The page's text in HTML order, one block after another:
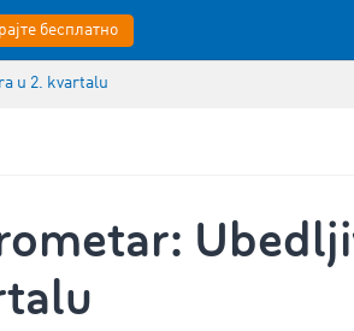
бесплатно
u 2. kvartalu